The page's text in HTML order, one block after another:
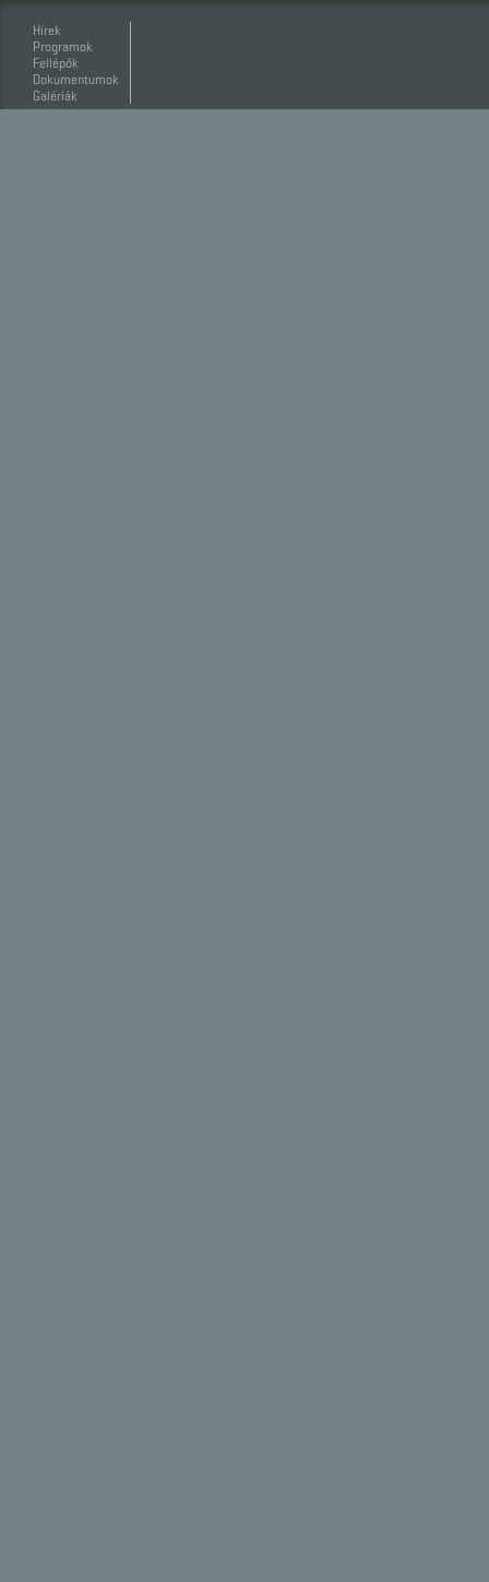
Hírek
Programok
Fellépők
Dokumentumok
Galériák